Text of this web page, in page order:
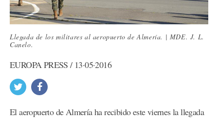
Llegada de los militares al aeropuerto de Almería. | MDE. J. L.
Canelo.
EUROPA PRESS / 13·05·2016
El aeropuerto de Almería ha recibido este viernes la llegada